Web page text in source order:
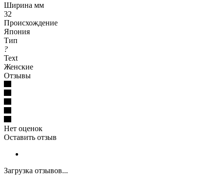
Ширина мм
32
Происхождение
Япония
Тип
?
Text
Женские
Отзывы
Нет оценок
Оставить отзыв
Загрузка отзывов...